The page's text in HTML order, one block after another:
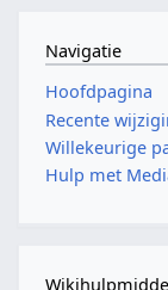
Navigatie
Hoofdpagina
Recente
Willekeurige
Hulp met